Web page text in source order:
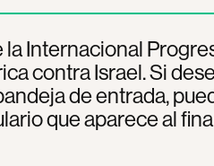
Internacional
contra Israel. Si
de entrada,
que aparece al